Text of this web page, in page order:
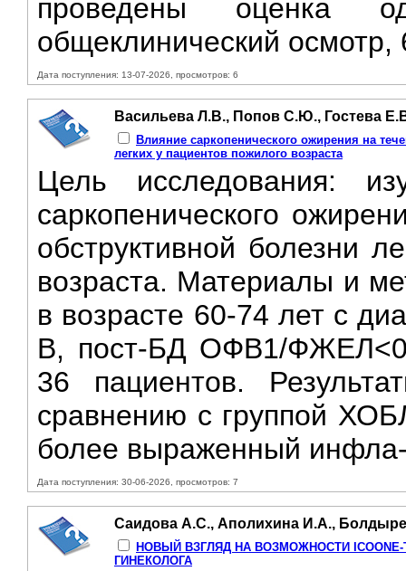
проведены оценка
общеклинический
Дата поступления: 13-07-2026, просмотров: 6
Васильева Л.В., Попов С.Ю., Гостева
Влияние саркопенического ожирения на
легких у пациентов пожилого возраста
Цель исследования:
саркопенического
обструктивной болезни
возраста. Материалы и
в возрасте 60-74 лет с
B, пост-БД ОФВ1/
36 пациентов.
сравнению с группой
более выраженный
Дата поступления: 30-06-2026, просмотров: 7
Саидова А.С., Аполихина И.А.,
НОВЫЙ ВЗГЛЯД НА ВОЗМОЖНОСТИ
ГИНЕКОЛОГА